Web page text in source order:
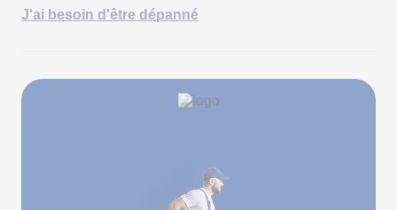
J'ai besoin d'être dépanné